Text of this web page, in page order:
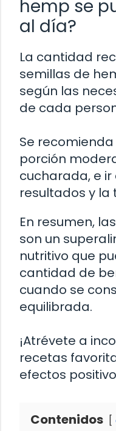
hemp se
al día?
La cantidad
semillas de
según las
de cada
Se
porción
cucharada, e
resultados y la
En resumen,
son un
nutritivo que
cantidad de
cuando se
equilibrada.
¡Atrévete a
recetas
efectos
Contenidos